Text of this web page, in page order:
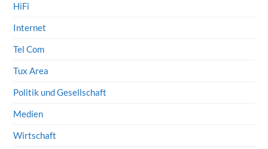
HiFi
Internet
Tel Com
Tux Area
Politik und Gesellschaft
Medien
Wirtschaft